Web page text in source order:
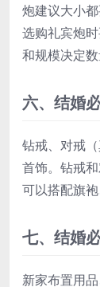
炮建议大小
选购礼宾炮
和规模决定
六、结婚
钻戒、对戒
首饰。钻戒
可以搭配旗
七、结婚
新家布置用